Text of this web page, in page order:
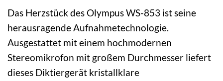
Das Herzstück des Olympus WS-853 ist seine
herausragende Aufnahmetechnologie.
Ausgestattet mit einem hochmodernen
Stereomikrofon mit großem Durchmesser liefert
dieses Diktiergerät kristallklare